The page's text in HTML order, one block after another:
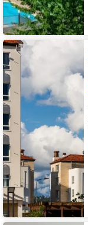
Отель
Альфа
Сириус
Заповедный
квартал